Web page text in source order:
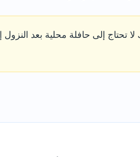
تحتاج إلى حافلة محلية بعد